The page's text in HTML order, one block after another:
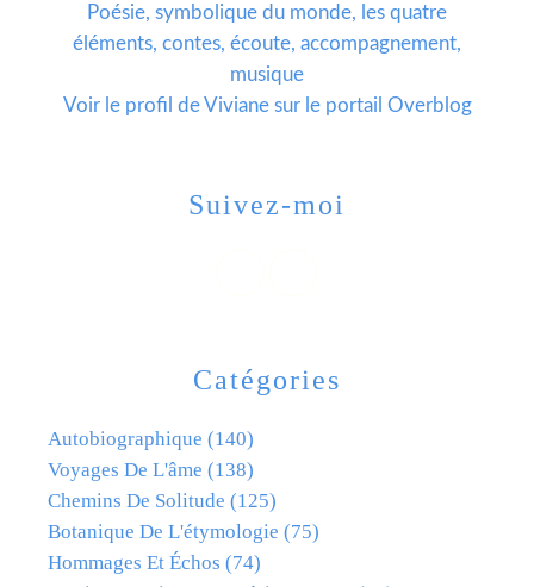
Catégories
Autobiographique (140)
Voyages De L'âme (138)
Chemins De Solitude (125)
Botanique De L'étymologie (75)
Hommages Et Échos (74)
Poésie, symbolique du monde, les quatre
éléments, contes, écoute, accompagnement,
musique
Voir le profil deVivianesur le portail Overblog
Suivez-moi